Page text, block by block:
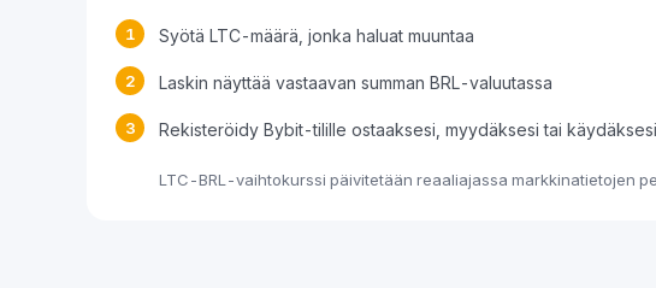
1 Syötä LTC-määrä, jonka haluat muuntaa
2 Laskin näyttää vastaavan summan BRL-valuutassa
3 Rekisteröidy Bybit-tilille ostaaksesi, myydäksesi tai
LTC-BRL-vaihtokurssi päivitetään reaaliajassa markkinatietojen